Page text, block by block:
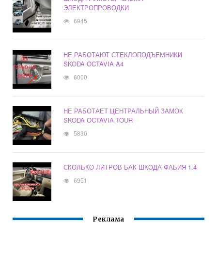
ЭЛЕКТРОПРОВОДКИ
6945
НЕ РАБОТАЮТ СТЕКЛОПОДЪЕМНИКИ
SKODA OCTAVIA A4
6000
НЕ РАБОТАЕТ ЦЕНТРАЛЬНЫЙ ЗАМОК
SKODA OCTAVIA TOUR
5830
СКОЛЬКО ЛИТРОВ БАК ШКОДА ФАБИЯ 1.4
6951
Реклама